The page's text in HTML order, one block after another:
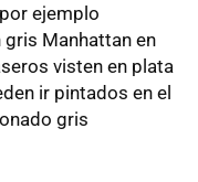
ejemplo
Manhattan en
visten en plata
ir pintados en el
gris